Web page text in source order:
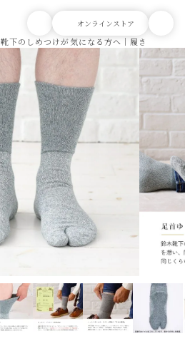
靴下のしめつけが気になる方へ｜履き口ゆった